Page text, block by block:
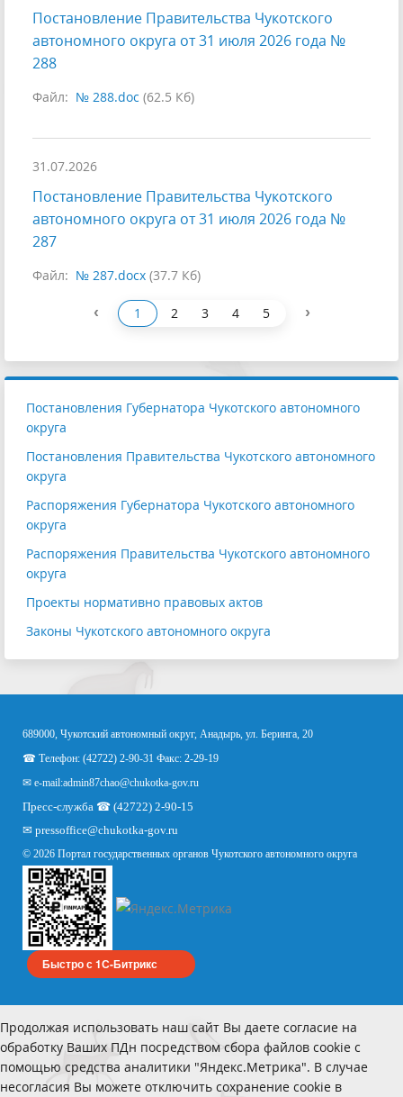
Постановление Правительства Чукотского
автономного округа от 31 июля 2026 года №
288
Файл: № 288.doc (62.5 Кб)
31.07.2026
Постановление Правительства Чукотского
автономного округа от 31 июля 2026 года №
287
Файл: № 287.docx (37.7 Кб)
‹ 1 2 3 4 5 ›
Постановления Губернатора Чукотского автономного
округа
Постановления Правительства Чукотского автономного
округа
Распоряжения Губернатора Чукотского автономного
округа
Распоряжения Правительства Чукотского автономного
округа
Проекты нормативно правовых актов
Законы Чукотского автономного округа
689000, Чукотский автономный округ, Анадырь, ул. Беринга, 20
☎ Телефон: (42722) 2-90-31 Факс: 2-29-19
✉ e-mail:admin87chao@chukotka-gov.ru
Пресс-служба ☎ (42722) 2-90-15
✉ pressoffice@chukotka-gov.ru
© 2026 Портал государственных органов Чукотского автономного округа
Быстро с 1С-Битрикс
Продолжая использовать наш сайт Вы даете согласие на
обработку Ваших ПДн посредством сбора файлов cookie с
помощью средства аналитики "Яндекс.Метрика". В случае
несогласия Вы можете отключить сохранение cookie в